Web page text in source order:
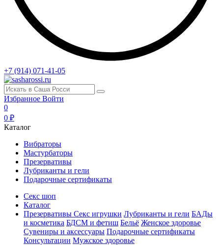
+7 (914) 071-41-05
Избранное Войти
0
0 ₽
Каталог
Вибраторы
Мастурбаторы
Презервативы
Лубриканты и гели
Подарочные сертификаты
Секс шоп
Каталог
Презервативы Секс игрушки Лубриканты и гели БАДы
и косметика БДСМ и фетиш Бельё Женское здоровье
Сувениры и аксессуары Подарочные сертификаты
Консультации Мужское здоровье